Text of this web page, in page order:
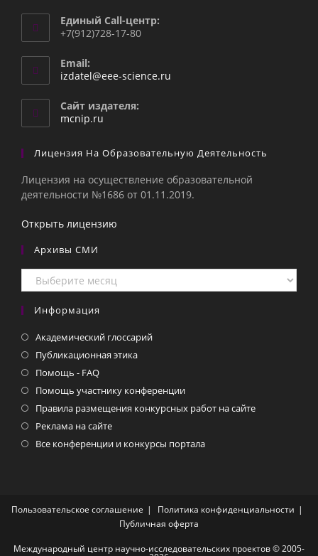
Единый Call-центр:
+7(912)728-17-80
Email:
izdatel@eee-science.ru
Сайт издателя:
mcnip.ru
Лицензия На Образовательную Деятельность
Лицензия на осуществление образовательной
деятельности №1686 от 01.11.2019.
Открыть лицензию
Архивы СМИ
Архивы
СМИ
Информация
Академический глоссарий
Публикационная этика
Помощь - FAQ
Помощь участнику конференции
Правила размещения конкурсных работ на сайте
Реклама на сайте
Все конференции и конкурсы портала
Пользовательское соглашение
Политика конфиденциальности
Публичная оферта
Международный центр научно-исследовательских проектов © 2005-